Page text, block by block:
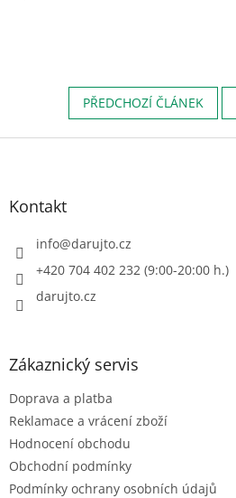
PŘEDCHOZÍ ČLÁNEK
Z
Kontakt
info@darujto.cz
+420 704 402 232 (9:00-20:00 h.)
darujto.cz
Zákaznický servis
Doprava a platba
Reklamace a vrácení zboží
Hodnocení obchodu
Obchodní podmínky
Podmínky ochrany osobních údajů